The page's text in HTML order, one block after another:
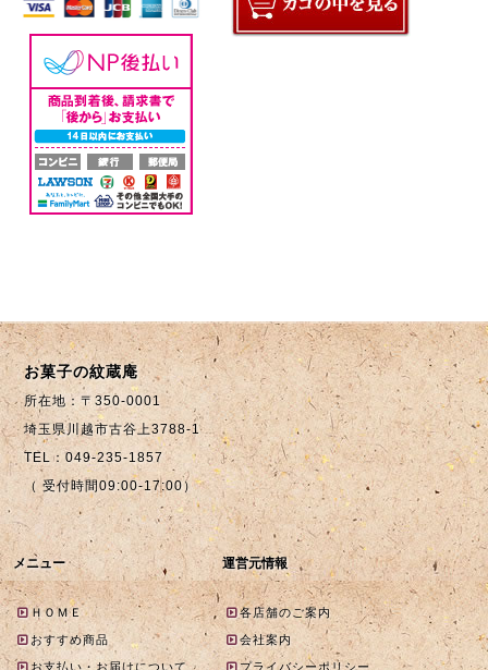
お菓子の紋蔵庵
所在地：〒350-0001
埼玉県川越市古谷上3788-1
TEL：049-235-1857
（ 受付時間09:00-17:00）
メニュー
ＨＯＭＥ
おすすめ商品
お支払い・お届けについて
運営元情報
各店舗のご案内
会社案内
プライバシーポリシー